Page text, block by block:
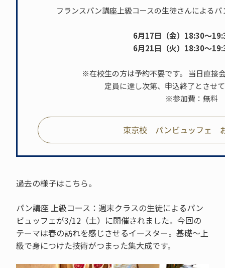
フランスパン講座上級コースの生徒さんによる
6月17日（金）18:30～
6月21日（火）18:30～
※在校生の方は予約不要です。 当日直接
定員に達し次第、申込終了とさせ
※参加費：無料
東京校 パンビュッフェ
過去の様子はこちら。
パン講座 上級コース：週末クラスの生徒によるパン
ビュッフェが3/12（土）に開催されました。今回の
テーマは春の訪れを感じさせるイースター。基礎～上
級で身につけた技術がつまった集大成です。